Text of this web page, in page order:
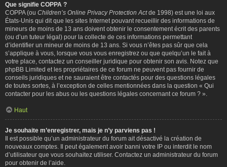
Que signifie COPPA ?
COPPA (ou Children’s Online Privacy Protection Actde 1998) est une loi aux
États-Unis qui dit que les sites Internet pouvant recueillir des informations de
mineurs de moins de 13 ans doivent obtenir le consentement écrit des parents
(ou d’un tuteur légal) pour la collecte de ces informations permettant
d’identifier un mineur de moins de 13 ans. Si vous n’êtes pas sûr que cela
s’applique à vous, lorsque vous vous enregistrez ou que quelqu’un le fait à
votre place, contactez un conseiller juridique pour obtenir son avis. Notez que
phpBB Limited et les propriétaires de ce forum ne peuvent pas fournir de
conseils juridiques et ne sauraient être contactés pour des questions légales
de toutes sortes, à l’exception de celles mentionnées dans la question « Qui
contacter pour les abus ou les questions légales concernant ce forum ? ».
Haut
Je souhaite m’enregistrer, mais je n’y parviens pas !
Il est possible qu’un administrateur du forum ait désactivé la création de
nouveaux comptes. Il peut également avoir banni votre IP ou interdit le nom
d’utilisateur que vous souhaitez utiliser. Contactez un administrateur du forum
pour obtenir de l’aide.